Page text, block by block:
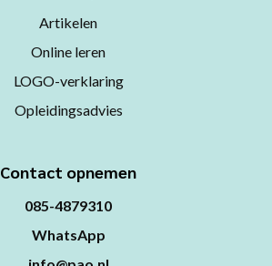
Artikelen
Online leren
LOGO-verklaring
Opleidingsadvies
Contact opnemen
085-4879310
WhatsApp